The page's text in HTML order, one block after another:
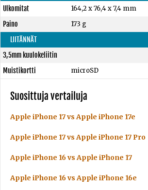
Ulkomitat
164,2 x 76,4 x 7,4 mm
Paino
173 g
LIITÄNNÄT
3,5mm kuulokeliitin
Muistikortti
microSD
Suosittuja vertailuja
Apple iPhone 17 vs Apple iPhone 17e
Apple iPhone 17 vs Apple iPhone 17 Pro
Apple iPhone 16 vs Apple iPhone 17
Apple iPhone 16 vs Apple iPhone 16e